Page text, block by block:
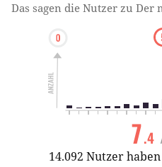
Das sagen die Nutzer zu Der
7.4
14.092 Nutzer